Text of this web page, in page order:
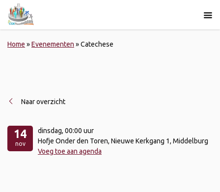
Home »Evenementen »Catechese
Naar overzicht
14
nov
dinsdag, 00:00 uur
Hofje Onder den Toren, Nieuwe Kerkgang 1, Middelburg
Voeg toe aan agenda